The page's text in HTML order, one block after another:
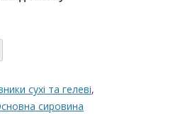
сухі та гелеві,
сировина